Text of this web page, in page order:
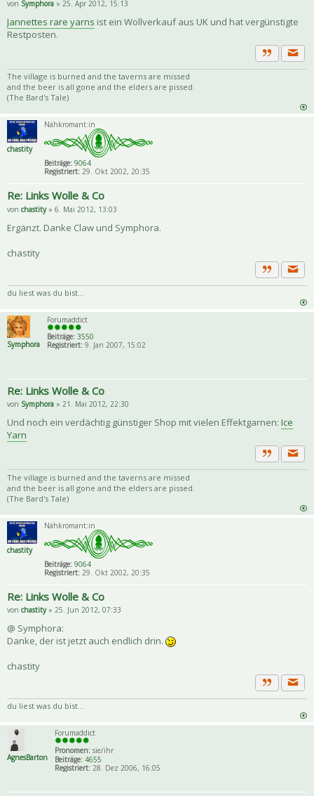
von Symphora » 25. Apr 2012, 15:13
Jannettes rare yarns ist ein Wollverkauf aus UK und hat vergünstigte
Restposten.
Zitat
The village is burned and the taverns are missed
and the beer is all gone and the elders are pissed.
(The Bard's Tale)
chastity
Nähkromant:in
Beiträge: 9064
Registriert:29. Okt 2002, 20:35
Re: Links Wolle & Co
von chastity» 6. Mai 2012, 13:03
Ergänzt. Danke Claw und Symphora.
chastity
Zitat
du liest was du bist...
Symphora
Forumaddict
Beiträge: 3550
Registriert: 9. Jan 2007, 15:02
Re: Links Wolle & Co
von Symphora » 21. Mai 2012, 22:30
Und noch ein verdächtig günstiger Shop mit vielen Effektgarnen: Ice
Yarn
Zitat
The village is burned and the taverns are missed
and the beer is all gone and the elders are pissed.
(The Bard's Tale)
chastity
Nähkromant:in
Beiträge: 9064
Registriert:29. Okt 2002, 20:35
Re: Links Wolle & Co
von chastity» 25. Jun 2012, 07:33
@ Symphora:
Danke, der ist jetzt auch endlich drin.
chastity
Zitat
du liest was du bist...
AgnesBarton
Forumaddict
Pronomen: sie/ihr
Beiträge: 4655
Registriert: 28. Dez 2006, 16:05